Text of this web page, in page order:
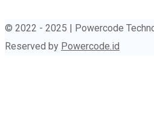
© 2022 - 2025 | Powercode
Reserved by Powercode.id